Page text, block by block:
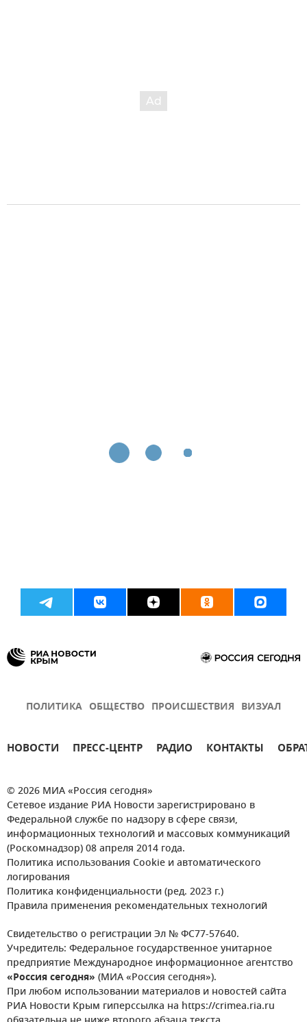
ПОЛИТИКА ОБЩЕСТВО ПРОИСШЕСТВИЯ ВИЗУАЛ
НОВОСТИ ПРЕСС-ЦЕНТР РАДИО КОНТАКТЫ
© 2026 МИА «Россия сегодня»
Сетевое издание РИА Новости зарегистрировано в
Федеральной службе по надзору в сфере связи,
информационных технологий и массовых коммуникаций
(Роскомнадзор) 08 апреля 2014 года.
Политика использования Cookie и автоматического
логирования
Политика конфиденциальности (ред. 2023 г.)
Правила применения рекомендательных технологий
Свидетельство о регистрации Эл № ФС77-57640.
Учредитель: Федеральное государственное унитарное
предприятие Международное информационное агентство
«Россия сегодня» (МИА «Россия сегодня»).
При любом использовании материалов и новостей сайта
РИА Новости Крым гиперссылка на https://crimea.ria.ru